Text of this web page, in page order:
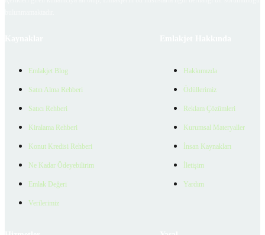
Emlakjet Blog
Satın Alma Rehberi
Satıcı Rehberi
Kiralama Rehberi
Konut Kredisi Rehberi
Ne Kadar Ödeyebilirim
Emlak Değeri
Verilerimiz
Hakkımızda
Ödüllerimiz
Reklam Çözümleri
Kurumsal Materyaller
İnsan Kaynakları
İletişim
Yardım